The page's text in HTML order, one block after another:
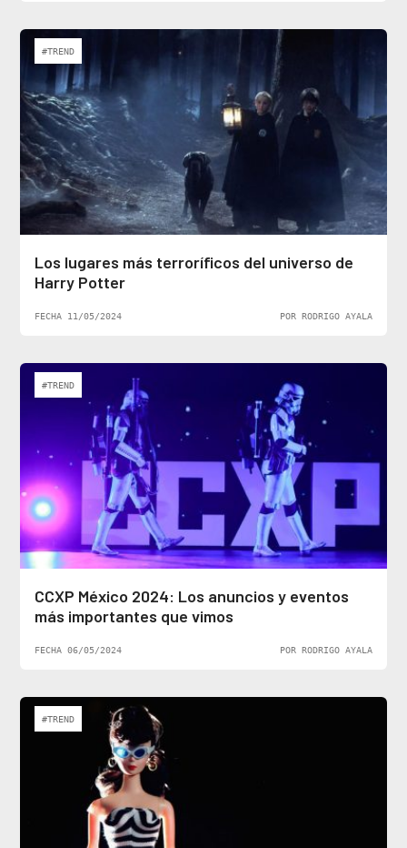
#TREND
Los lugares más terroríficos del universo de
Harry Potter
FECHA 11/05/2024 POR RODRIGO AYALA
#TREND
CCXP México 2024: Los anuncios y eventos
más importantes que vimos
FECHA 06/05/2024 POR RODRIGO AYALA
#TREND